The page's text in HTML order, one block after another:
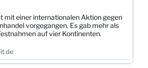
mit einer internationalen Aktion gegen
vorgegangen. Es gab mehr als
auf vier Kontinenten.